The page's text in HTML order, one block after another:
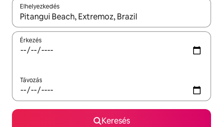
Elhelyezkedés
Az eredmények között a felfelé és a lefelé nyíllal
Érkezés
Távozás
Keresés